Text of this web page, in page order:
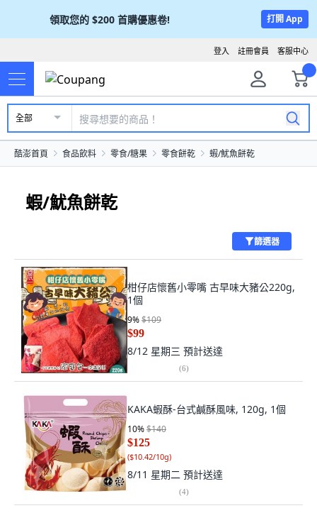
領取您的 $200 首購優惠卷! 打開 App
客服中心
註冊會員
登入
全部
酷澎首頁 食品飲料 零食/糖果 零食餅乾 蝦/魷魚餅乾
蝦/魷魚餅乾
篩選器
柑仔店懷舊小零嘴 古早味大豬公220g,
1個
9%$109
$99
8/12 星期三 預計送達
(6)
KAKA蝦酥-台式鹹酥風味, 120g, 1個
10%$140
$125
($10.42/10g)
8/11 星期二 預計送達
(4)